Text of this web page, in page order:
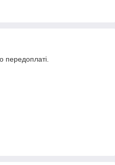
передоплаті.